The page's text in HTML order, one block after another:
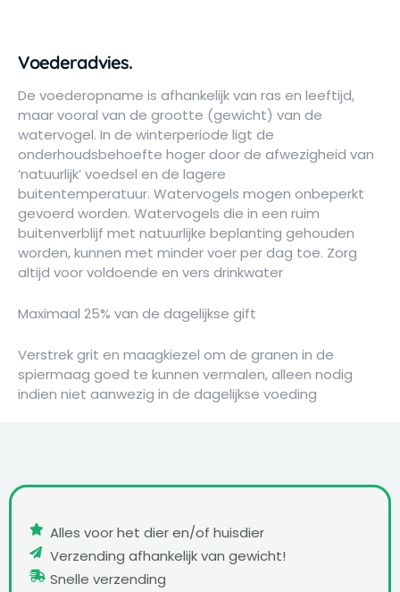
Voederadvies.
De voederopname is afhankelijk van ras en leeftijd,
maar vooral van de grootte (gewicht) van de
watervogel. In de winterperiode ligt de
onderhoudsbehoefte hoger door de afwezigheid van
‘natuurlijk’ voedsel en de lagere
buitentemperatuur. Watervogels mogen onbeperkt
gevoerd worden. Watervogels die in een ruim
buitenverblijf met natuurlijke beplanting gehouden
worden, kunnen met minder voer per dag toe. Zorg
altijd voor voldoende en vers drinkwater
Maximaal 25% van de dagelijkse gift
Verstrek grit en maagkiezel om de granen in de
spiermaag goed te kunnen vermalen, alleen nodig
indien niet aanwezig in de dagelijkse voeding
Alles voor het dier en/of huisdier
Verzending afhankelijk van gewicht!
Snelle verzending